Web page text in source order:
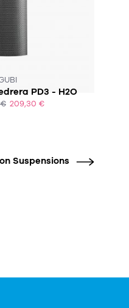
PD3 - H2O
209,30 €
Suspensions